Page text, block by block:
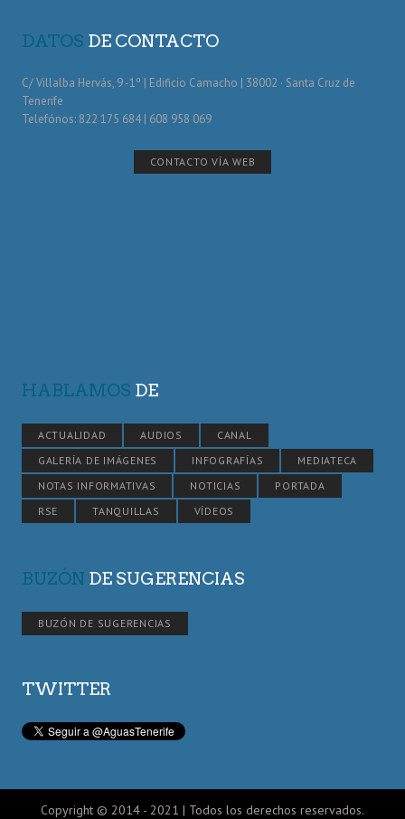
DATOS DE CONTACTO
C/ Villalba Hervás, 9 -1º | Edificio Camacho | 38002 · Santa Cruz de
Tenerife
Telefónos: 822 175 684 | 608 958 069
CONTACTO VÍA WEB
HABLAMOS DE
ACTUALIDAD AUDIOS
CANAL
GALERÍA DE IMÁGENES
INFOGRAFÍAS
MEDIATECA
NOTAS INFORMATIVAS
NOTICIAS
PORTADA
RSE
TANQUILLAS VÍDEOS
BUZÓN DE SUGERENCIAS
BUZÓN DE SUGERENCIAS
TWITTER
Copyright © 2014 - 2021 | Todos los derechos reservados.